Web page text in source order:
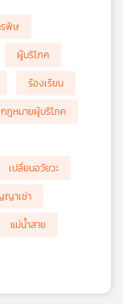
รพิษ
ผู้บริโภค
ร้องเรียน
กฎหมายผู้บริโภค
เปลี่ยนอวัยวะ
าเช่า
แม่น้ำสาย